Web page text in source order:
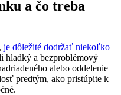
a čo treba
je dôležité dodržať niekoľko
hladký a bezproblémový
alebo oddelenie
predtým, ako pristúpite k